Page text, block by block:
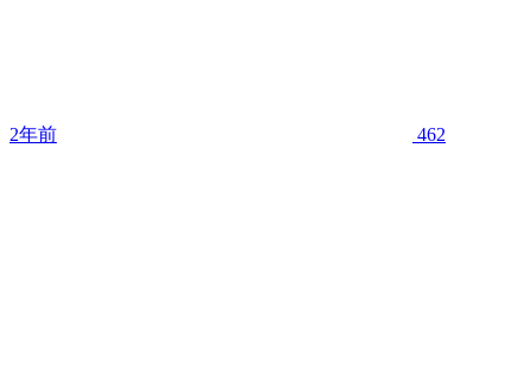
2年前 462